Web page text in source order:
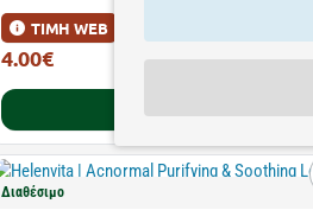
ΤΙΜΗ WEB
4.00€
Διαθέσιμο